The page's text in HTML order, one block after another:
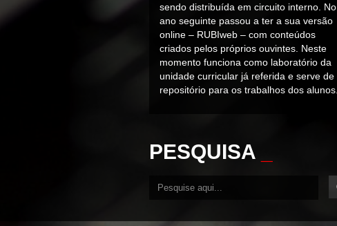
sendo distribuída em circuito interno. No
ano seguinte passou a ter a sua versão
online – RUBIweb – com conteúdos
criados pelos próprios ouvintes. Neste
momento funciona como laboratório da
unidade curricular já referida e serve de
repositório para os trabalhos dos alunos.
PESQUISA